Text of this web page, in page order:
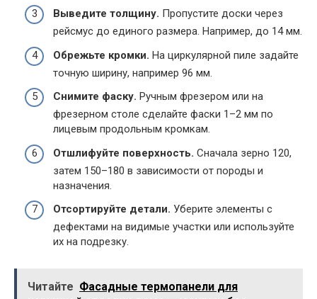
Выведите толщину. Пропустите доски через
рейсмус до единого размера. Например, до 14 мм.
Обрежьте кромки. На циркулярной пиле задайте
точную ширину, например 96 мм.
Снимите фаску. Ручным фрезером или на
фрезерном столе сделайте фаски 1–2 мм по
лицевым продольным кромкам.
Отшлифуйте поверхность. Сначала зерно 120,
затем 150–180 в зависимости от породы и
назначения.
Отсортируйте детали. Уберите элементы с
дефектами на видимые участки или используйте
их на подрезку.
Читайте Фасадные термопанели для